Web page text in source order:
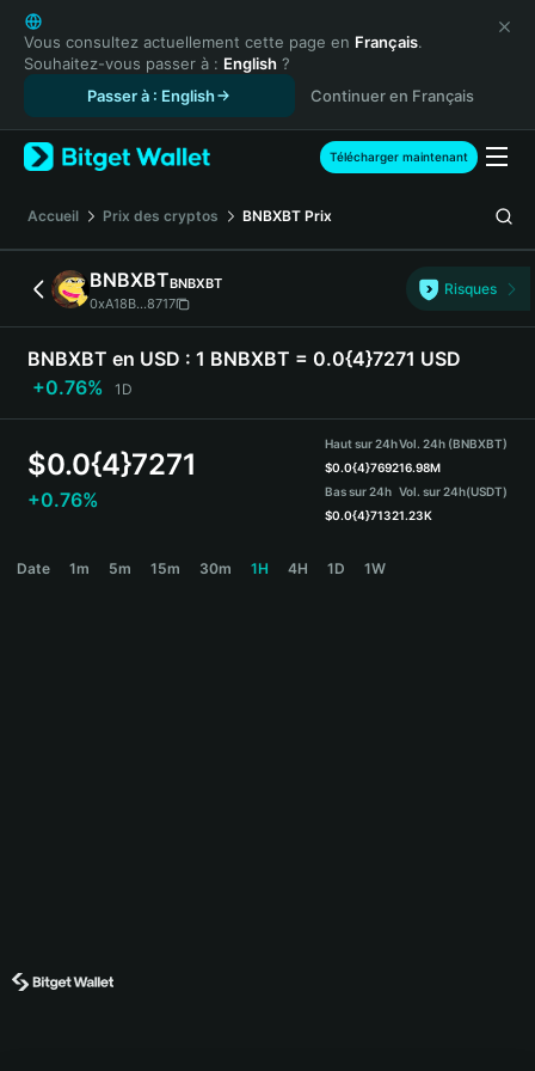
English
日本語
Tiếng Việt
Español (Latinoamérica)
Türkçe
Français
Deutsch
简体中文
繁體中文
Português (Portugal)
Bahasa Indonesia
ภาษาไทย
हिन्दी
Español
Português (Brasil)
Vous consultez actuellement cette page en Français.
Souhaitez-vous passer à : English ?
Passer à : English
Continuer en Français
Télécharger maintenant
Accueil Prix des cryptos BNBXBT Prix
BNBXBTBNBXBT
0xA18B...8717
Risques
BNBXBT en USD : 1 BNBXBT = 0.0{4}7271 USD
+0.76%
1D
$0.0{4}7271
+0.76%
Haut sur 24h
$0.0{4}7692
Bas sur 24h
$0.0{4}7132
Vol. 24h (BNBXBT)
16.98M
Vol. sur 24h(USDT)
1.23K
Date 1m 5m 15m 30m 1H 4H 1D 1W